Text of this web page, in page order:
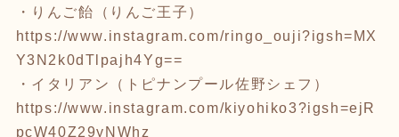
・りんご飴（りんご王子）
https://www.instagram.com/ringo_ouji?igsh=MX
Y3N2k0dTlpajh4Yg==
・イタリアン（トピナンプール佐野シェフ）
https://www.instagram.com/kiyohiko3?igsh=ejR
pcW40Z29yNWhz